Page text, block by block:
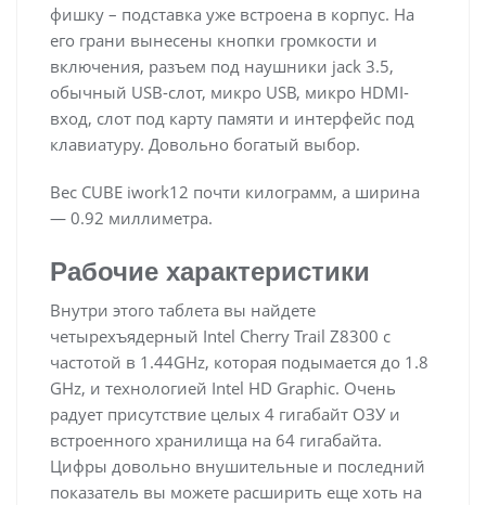
фишку – подставка уже встроена в корпус. На
его грани вынесены кнопки громкости и
включения, разъем под наушники jack 3.5,
обычный USB-слот, микро USB, микро HDMI-
вход, слот под карту памяти и интерфейс под
клавиатуру. Довольно богатый выбор.
Вес CUBE iwork12 почти килограмм, а ширина
— 0.92 миллиметра.
Рабочие характеристики
Внутри этого таблета вы найдете
четырехъядерный Intel Cherry Trail Z8300 c
частотой в 1.44GHz, которая подымается до 1.8
GHz, и технологией Intel HD Graphic. Очень
радует присутствие целых 4 гигабайт ОЗУ и
встроенного хранилища на 64 гигабайта.
Цифры довольно внушительные и последний
показатель вы можете расширить еще хоть на